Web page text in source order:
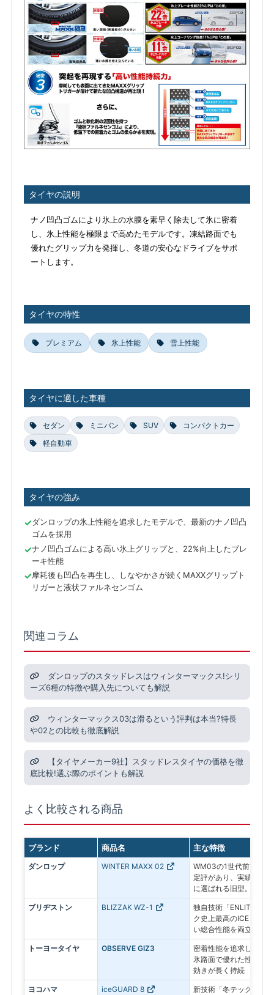
タイヤの説明
ナノ凹凸ゴムにより氷上の水膜を素早く除去して氷に密着
し、氷上性能を極限まで高めたモデルです。凍結路面でも
優れたグリップ力を発揮し、冬道の安心なドライブをサポ
ートします。
タイヤの特性
プレミアム 氷上性能 雪上性能
タイヤに適した車種
セダン ミニバン SUV
コンパクトカー
軽自動車
タイヤの強み
ダンロップの氷上性能を追求したモデルで、最新のナノ凹凸
ゴムを採用
ナノ凹凸ゴムによる高い氷上グリップと、22%向上したブレ
ーキ性能
摩耗後も凹凸を再生し、しなやかさが続くMAXXグリップト
リガーと液状ファルネセンゴム
関連コラム
ダンロップのスタッドレスはウィンターマックス!シリ
ーズ6種の特徴や購入先についても解説
ウィンターマックス03は滑るという評判は本当?特長
や02との比較も徹底解説
【タイヤメーカー9社】スタッドレスタイヤの価格を徹
底比較!選ぶ際のポイントも解説
よく比較される商品
ブランド 商品名 主な特徴
ダンロップ WINTER MAXX 02
WM03の1世代前。氷上
定評があり、実績ある
に選ばれる旧型。
ブリヂストン BLIZZAK WZ-1
独自技術「ENLITEN」
ク史上最高のICEコント
い総合性能を両立した
トーヨータイヤ OBSERVE GIZ3
密着性能を追求したプ
氷路面で優れた性能を
効きが長く持続
ヨコハマ iceGUARD 8
新技術「冬テック」で